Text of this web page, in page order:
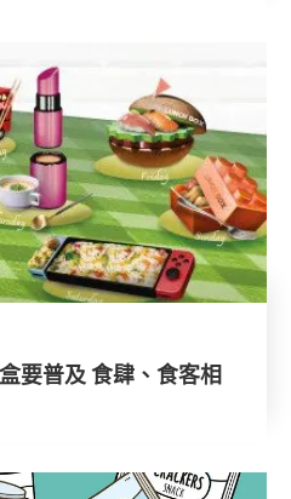
要普及 食肆、食客相